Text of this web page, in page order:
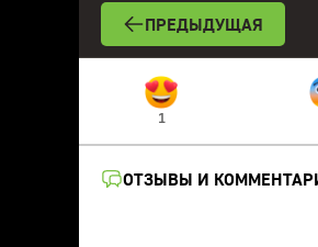
ПРЕДЫДУЩАЯ
1
ОТЗЫВЫ И